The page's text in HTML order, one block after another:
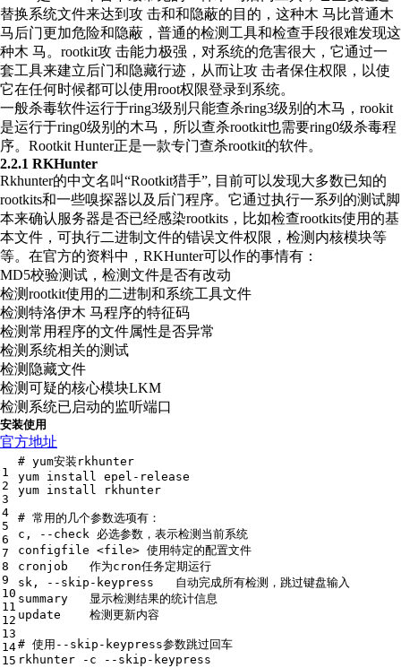
替换系统文件来达到攻 击和和隐蔽的目的，这种木 马比普通木
马后门更加危险和隐蔽，普通的检测工具和检查手段很难发现这
种木 马。rootkit攻 击能力极强，对系统的危害很大，它通过一
套工具来建立后门和隐藏行迹，从而让攻 击者保住权限，以使
它在任何时候都可以使用root权限登录到系统。
一般杀毒软件运行于ring3级别只能查杀ring3级别的木马，rookit
是运行于ring0级别的木马，所以查杀rootkit也需要ring0级杀毒程
序。Rootkit Hunter正是一款专门查杀rootkit的软件。
2.2.1 RKHunter
Rkhunter的中文名叫“Rootkit猎手”, 目前可以发现大多数已知的
rootkits和一些嗅探器以及后门程序。它通过执行一系列的测试脚
本来确认服务器是否已经感染rootkits，比如检查rootkits使用的基
本文件，可执行二进制文件的错误文件权限，检测内核模块等
等。在官方的资料中，RKHunter可以作的事情有：
MD5校验测试，​检测文件是否有改动
检测rootkit使用的二进制和系统工具文件
检测特洛伊木 马程序的特征码
检测常用程序的文件属性是否异常
检测系统相关的测试
检测隐藏文件
检测可疑的核心模块LKM
检测系统已启动的监听端口
安装使用
官方地址
1
2
3
4
5
6
7
8
9
10
11
12
13
14
15
# yum安装rkhunter
yum install epel-release
yum install rkhunter
# 常用的几个参数选项有：
c,
--check 必选参数，表示检测当前系统
configfile <file> 使用特定的配置文件
cronjob   作为cron任务定期运行
sk,
--skip-keypress   自动完成所有检测，跳过键盘输入
summary   显示检测结果的统计信息
update    检测更新内容
# 使用--skip-keypress参数跳过回车
rkhunter -c
--skip-keypress